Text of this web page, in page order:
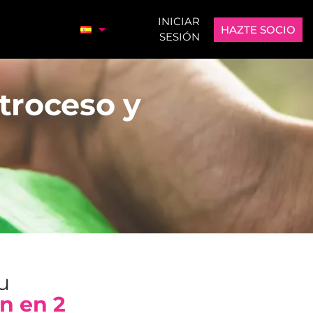
INICIAR
SESIÓN
HAZTE SOCIO
y
en 2